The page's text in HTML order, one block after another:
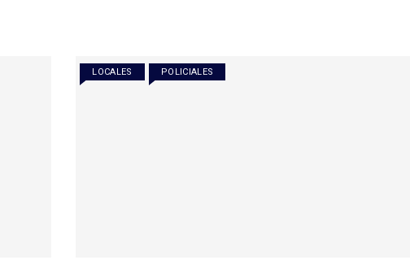
LOCALES POLICIALES